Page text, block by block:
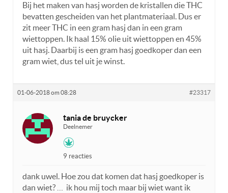
Bij het maken van hasj worden de kristallen die THC
bevatten gescheiden van het plantmateriaal. Dus er
zit meer THC in een gram hasj dan in een gram
wiettoppen. Ik haal 15% olie uit wiettoppen en 45%
uit hasj. Daarbij is een gram hasj goedkoper dan een
gram wiet, dus tel uit je winst.
01-06-2018 om 08:28 #23317
tania de bruycker
Deelnemer
9 reacties
dank uwel. Hoe zou dat komen dat hasj goedkoper is
dan wiet? … ik hou mij toch maar bij wiet want ik